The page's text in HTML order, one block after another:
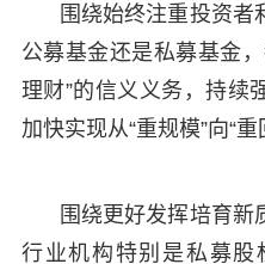
围绕始终注重投资者
公募基金还是私募基金
理财”的信义义务，持续
加快实现从“重规模”向“重
围绕更好发挥培育新
行业机构特别是私募股